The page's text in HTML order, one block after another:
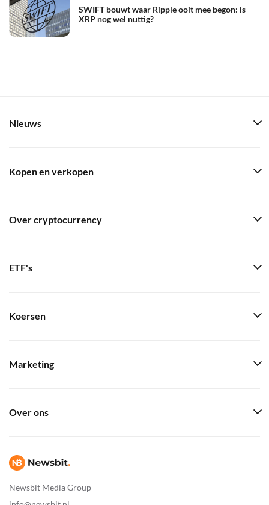
SWIFT bouwt waar Ripple ooit mee begon: is
XRP nog wel nuttig?
Newsbit Media Group
Nieuws
Kopen en verkopen
Over cryptocurrency
ETF's
Koersen
Marketing
Over ons